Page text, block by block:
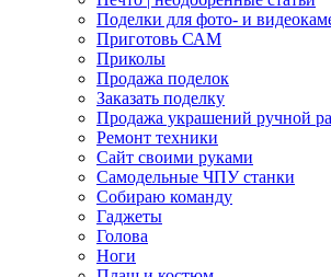
Поделки для фото- и
Приготовь САМ
Приколы
Продажа поделок
Заказать поделку
Продажа украшений ручной
Ремонт техники
Сайт своими руками
Самодельные ЧПУ станки
Собираю команду
Гаджеты
Голова
Ноги